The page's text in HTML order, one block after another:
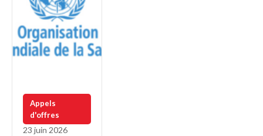
Appels
d'offres
23 juin 2026